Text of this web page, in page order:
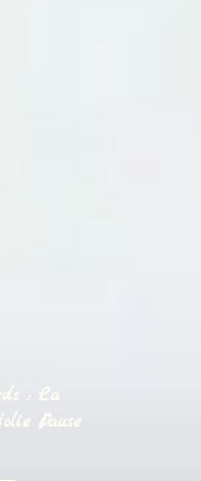
: La
Pause